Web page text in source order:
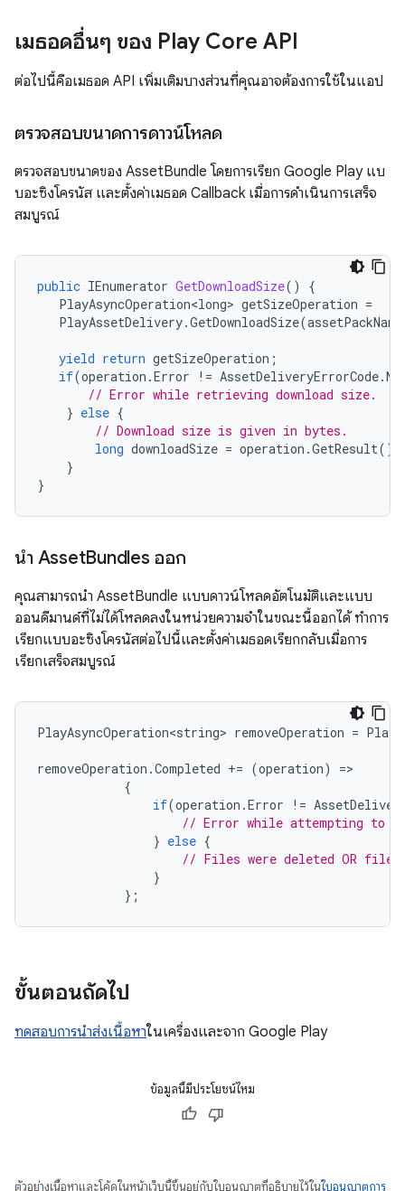
เมธอดอื่นๆ ของ Play Core API
ต่อไปนี้คือเมธอด API เพิ่มเติมบางส่วนที่คุณอาจต้องการใช้ในแอป
ตรวจสอบขนาดการดาวน์โหลด
ตรวจสอบขนาดของ AssetBundle โดยการเรียก Google Play แบ
บอะซิงโครนัส และตั้งค่าเมธอด Callback เมื่อการดำเนินการเสร็จ
สมบูรณ์
public IEnumerator GetDownloadSize()
{
PlayAsyncOperation<long> getSizeOperation =
PlayAssetDelivery.GetDownloadSize(assetPackName
yield return getSizeOperation ;
if(operation .Error != AssetDeliveryErrorCode.
// Error while retrieving download size.
} else {
// Download size is given in bytes.
long downloadSize = operation .GetResult();
}
}
นำ AssetBundles ออก
คุณสามารถนำ AssetBundle แบบดาวน์โหลดอัตโนมัติและแบบ
ออนดีมานด์ที่ไม่ได้โหลดลงในหน่วยความจำในขณะนี้ออกได้ ทำการ
เรียกแบบอะซิงโครนัสต่อไปนี้และตั้งค่าเมธอดเรียกกลับเมื่อการ
เรียกเสร็จสมบูรณ์
PlayAsyncOperation<string> removeOperation =
removeOperation .Completed += (operation) =
{
if(operation .Error !=
// Error while attempting to
} else {
// Files were deleted OR
}
};
ขั้นตอนถัดไป
ทดสอบการนำส่งเนื้อหาในเครื่องและจาก Google Play
ข้อมูลนี้มีประโยชน์ไหม
ตัวอย่างเนื้อหาและโค้ดในหน้าเว็บนี้ขึ้นอยู่กับใบอนุญาตที่อธิบายไว้ในใบอนุญาตการ